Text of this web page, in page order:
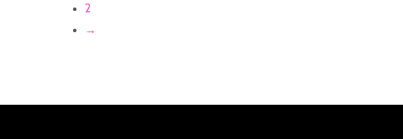
2
→